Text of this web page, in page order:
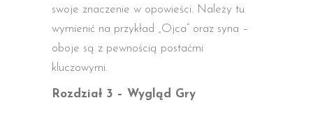
swoje znaczenie w opowieści. Należy tu
wymienić na przykład „Ojca” oraz syna –
oboje są z pewnością postaćmi
kluczowymi.
Rozdział 3 – Wygląd Gry